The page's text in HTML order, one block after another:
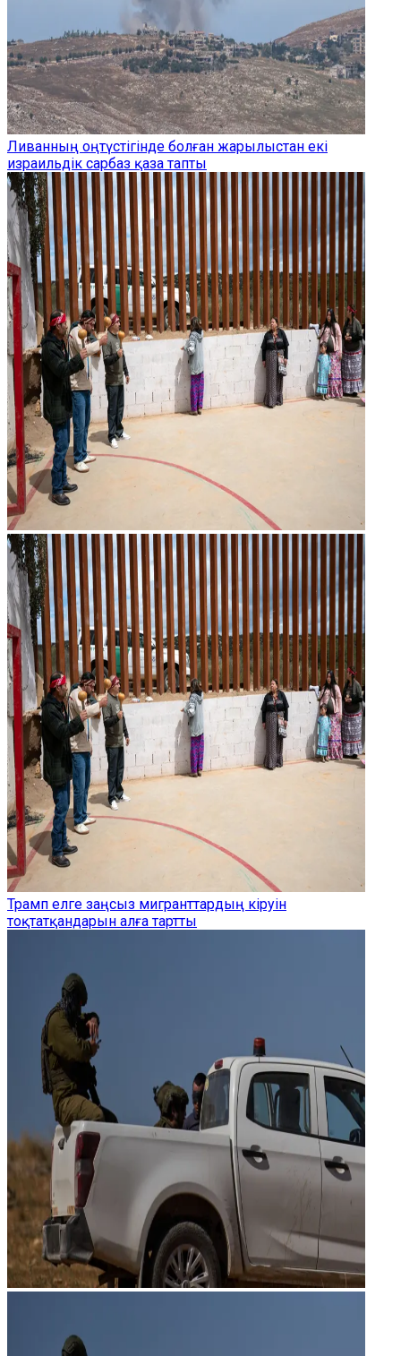
Ливанның оңтүстігінде болған жарылыстан екі
израильдік сарбаз қаза тапты
Трамп елге заңсыз мигранттардың кіруін
тоқтатқандарын алға тартты